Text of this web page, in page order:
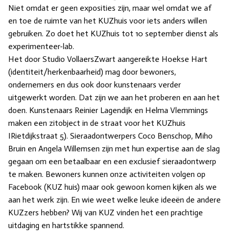
Niet omdat er geen exposities zijn, maar wel omdat we af
en toe de ruimte van het KUZhuis voor iets anders willen
gebruiken. Zo doet het KUZhuis tot 10 september dienst als
experimenteer-lab.
Het door Studio VollaersZwart aangereikte Hoekse Hart
(identiteit/herkenbaarheid) mag door bewoners,
ondernemers en dus ook door kunstenaars verder
uitgewerkt worden. Dat zijn we aan het proberen en aan het
doen. Kunstenaars Reinier Lagendijk en Helma Vlemmings
maken een zitobject in de straat voor het KUZhuis
IRietdijkstraat 5). Sieraadontwerpers Coco Benschop, Miho
Bruin en Angela Willemsen zijn met hun expertise aan de slag
gegaan om een betaalbaar en een exclusief sieraadontwerp
te maken. Bewoners kunnen onze activiteiten volgen op
Facebook (KUZ huis) maar ook gewoon komen kijken als we
aan het werk zijn. En wie weet welke leuke ideeën de andere
KUZzers hebben? Wij van KUZ vinden het een prachtige
uitdaging en hartstikke spannend.